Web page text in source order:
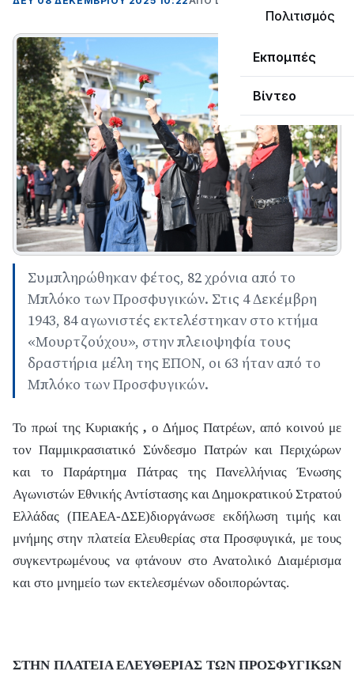
Πολιτισμός
Εκπομπές
Βίντεο
Συμπληρώθηκαν φέτος, 82 χρόνια από το
Μπλόκο των Προσφυγικών. Στις 4 Δεκέμβρη
1943, 84 αγωνιστές εκτελέστηκαν στο κτήμα
«Μουρτζούχου», στην πλειοψηφία τους
δραστήρια μέλη της ΕΠΟΝ, οι 63 ήταν από το
Μπλόκο των Προσφυγικών.
Το πρωί της Κυριακής , ο Δήμος Πατρέων, από κοινού με
τον Παμμικρασιατικό Σύνδεσμο Πατρών και Περιχώρων
και το Παράρτημα Πάτρας της Πανελλήνιας Ένωσης
Αγωνιστών Εθνικής Αντίστασης και Δημοκρατικού Στρατού
Ελλάδας (ΠΕΑΕΑ-ΔΣΕ)διοργάνωσε εκδήλωση τιμής και
μνήμης στην πλατεία Ελευθερίας στα Προσφυγικά, με τους
συγκεντρωμένους να φτάνουν στο Ανατολικό Διαμέρισμα
και στο μνημείο των εκτελεσμένων οδοιπορώντας.
ΣΤΗΝ ΠΛΑΤΕΙΑ ΕΛΕΥΘΕΡΙΑΣ ΤΩΝ ΠΡΟΣΦΥΓΙΚΩΝ